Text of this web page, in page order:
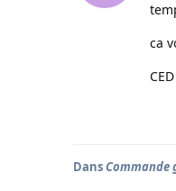
ca
CED
DansCommande